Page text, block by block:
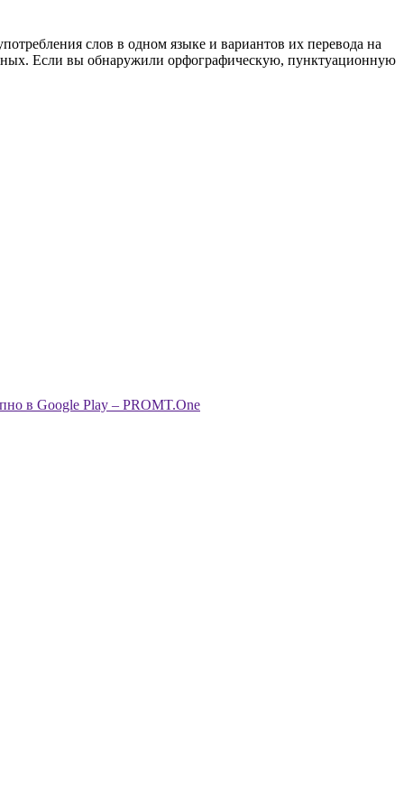
слов в одном языке и вариантов их перевода на
Если вы обнаружили орфографическую, пунктуационную